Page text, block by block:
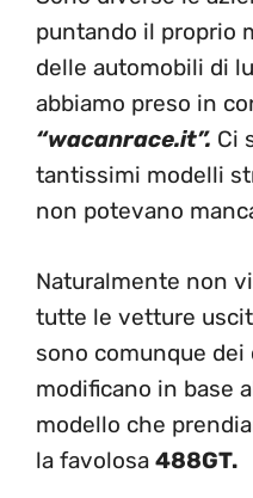
puntando il proprio
delle automobili di
abbiamo preso in
“wacanrace.it”. Ci
tantissimi modelli
non potevano
Naturalmente non
tutte le vetture
sono comunque
modificano in base
modello che
la favolosa 488GT.